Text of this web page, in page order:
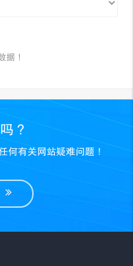
据！
？
何有关网站疑难问题！